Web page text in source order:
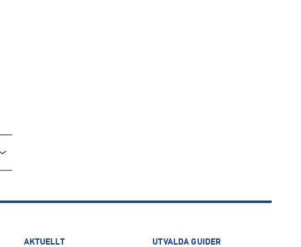
AKTUELLT UTVALDA GUIDER